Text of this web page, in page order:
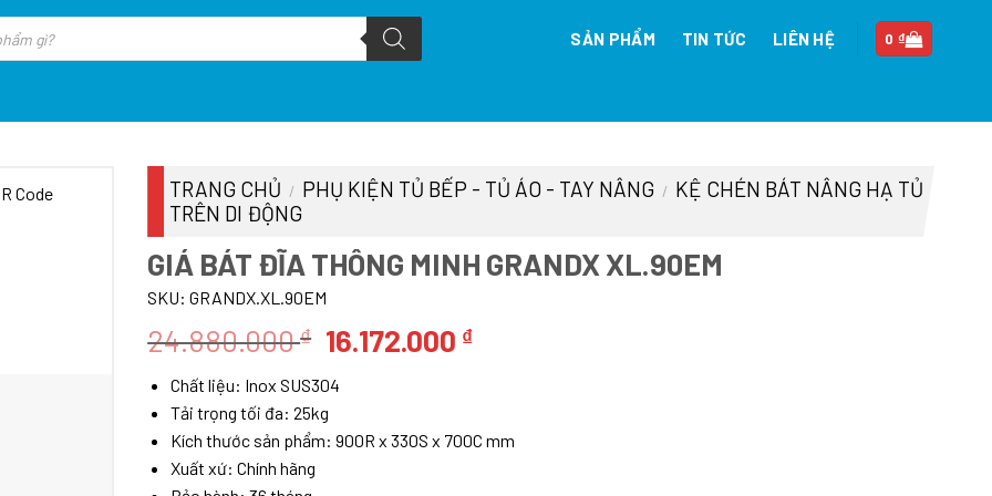
SẢN PHẨM TIN TỨC LIÊN HỆ 0₫
TRANG CHỦ / PHỤ KIỆN TỦ BẾP - TỦ ÁO - TAY NÂNG / KỆ CHÉN BÁT NÂNG HẠ TỦ
TRÊN DI ĐỘNG
GIÁ BÁT ĐĨA THÔNG MINH GRANDX XL.90EM
SKU: GRANDX.XL.90EM
24.880.000₫ Giá
là:
24.880.000 ₫.
16.172.000 ₫Giá
là:
16.172.000 ₫.
Chất liệu: Inox SUS304
Tải trọng tối đa: 25kg
Kích thước sản phẩm: 900R x 330S x 700C mm
Xuất xứ: Chính hãng